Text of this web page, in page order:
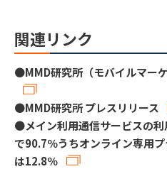
関連リンク
●MMD研究所（モバイルマー
●MMD研究所 プレスリリース
●メイン利用通信サービスの
で90.7％うちオンライン専用
は12.8％